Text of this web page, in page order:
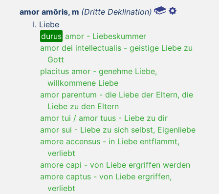
amor amōris, m (Dritte Deklination)
Liebe
durus amor - Liebeskummer
amor dei intellectualis - geistige Liebe zu
Gott
placitus amor - genehme Liebe,
willkommene Liebe
amor parentum - die Liebe der Eltern, die
Liebe zu den Eltern
amor tui / amor tuus - Liebe zu dir
amor sui - Liebe zu sich selbst, Eigenliebe
amore accensus - in Liebe entflammt,
verliebt
amore capi - von Liebe ergriffen werden
amore captus - von Liebe ergriffen,
verliebt